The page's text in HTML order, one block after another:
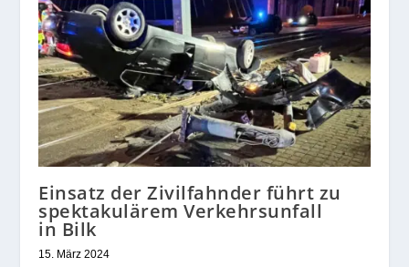
Einsatz der Zivilfahnder führt zu
spektakulärem Verkehrsunfall
in Bilk
15. März 2024